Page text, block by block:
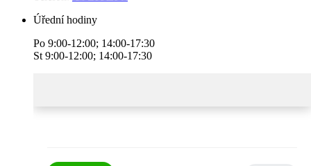
Úřední hodiny
Po 9:00-12:00; 14:00-17:30
St 9:00-12:00; 14:00-17:30